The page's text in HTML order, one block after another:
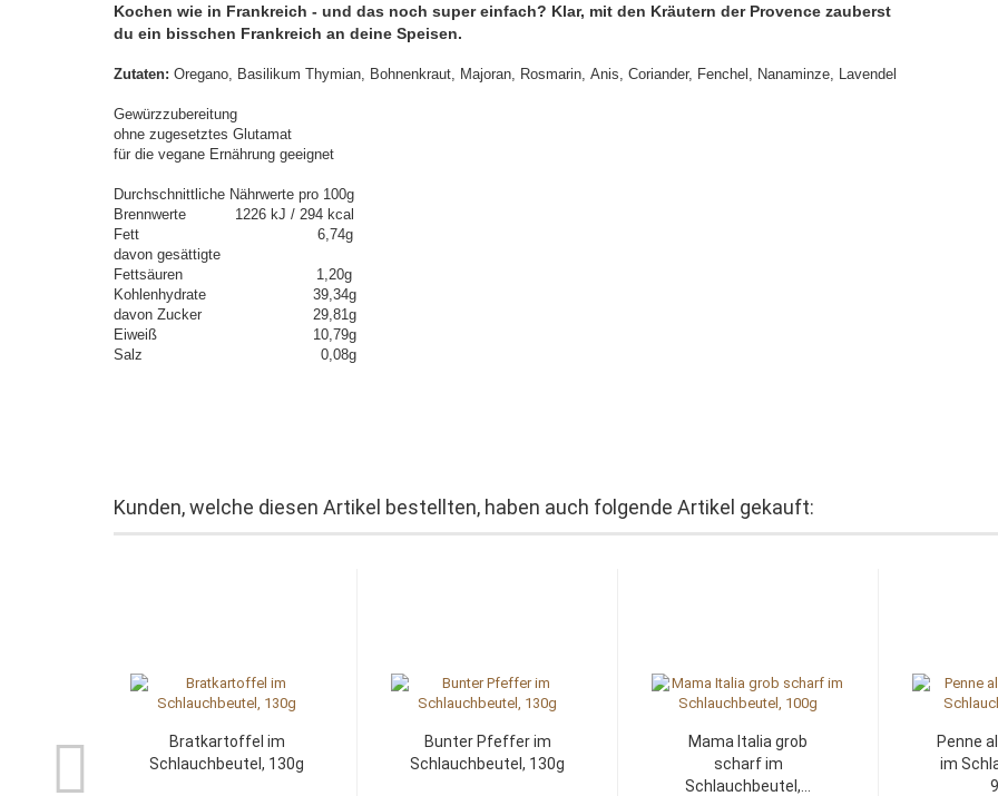
Kochen wie in Frankreich - und das noch super einfach? Klar, mit den Kräutern der Provence zauberst
du ein bisschen Frankreich an deine Speisen.
Zutaten: Oregano, Basilikum Thymian, Bohnenkraut, Majoran, Rosmarin, Anis, Coriander, Fenchel, Nanaminze, Lavendel
Gewürzzubereitung
ohne zugesetztes Glutamat
für die vegane Ernährung geeignet
Durchschnittliche Nährwerte pro 100g
Brennwerte 1226 kJ / 294 kcal
Fett 6,74g
davon gesättigte
Fettsäuren 1,20g
Kohlenhydrate 39,34g
davon Zucker 29,81g
Eiweiß 10,79g
Salz 0,08g
Kunden, welche diesen Artikel bestellten, haben auch folgende Artikel gekauft:
Bratkartoffel im
Schlauchbeutel, 130g
Bunter Pfeffer im
Schlauchbeutel, 130g
Mama Italia grob
scharf im
Schlauchbeutel,...
Penne
im